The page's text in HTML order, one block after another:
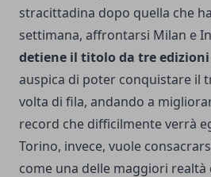
stracittadina dopo quella che
settimana, affrontarsi Milan e
detiene il titolo da tre
auspica di poter conquistare il
volta di fila, andando a
record che difficilmente verrà
Torino, invece, vuole
come una delle maggiori realtà